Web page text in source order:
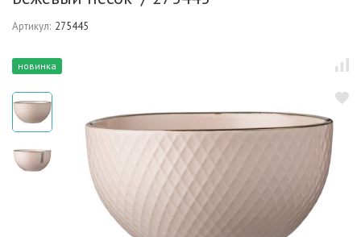
Артикул: 275445
новинка